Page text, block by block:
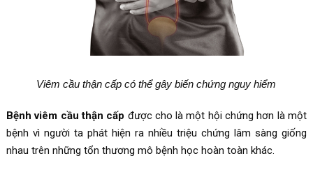
Viêm cầu thận cấp có thể gây biến chứng nguy hiểm
Bệnh viêm cầu thận cấp được cho là một hội chứng hơn là một
bệnh vì người ta phát hiện ra nhiều triệu chứng lâm sàng giống
nhau trên những tổn thương mô bệnh học hoàn toàn khác.